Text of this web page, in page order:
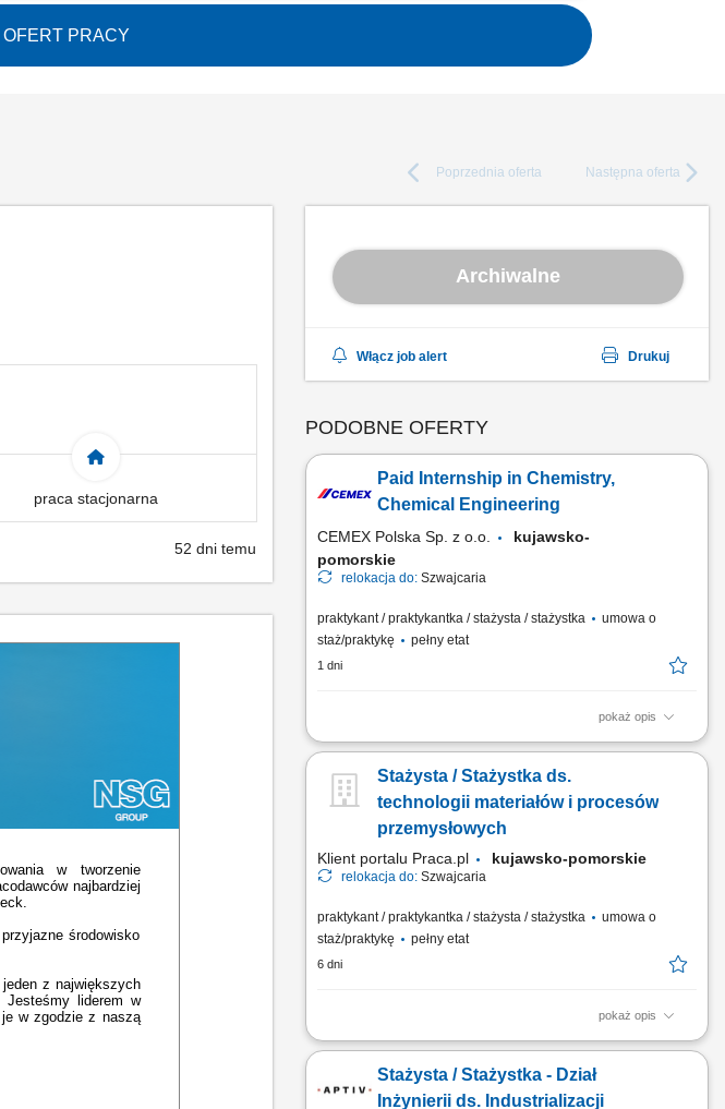
PRACY
Poprzednia oferta Następna oferta
praca stacjonarna
52 dni temu
w tworzenie
najbardziej
środowisko
z największych
Jesteśmy liderem w
w zgodzie z naszą
Archiwalne
Włącz job alert Drukuj
PODOBNE OFERTY
Paid Internship in Chemistry,
Chemical Engineering
CEMEX Polska Sp. z o.o.
kujawsko-
pomorskie
relokacja do: Szwajcaria
praktykant / praktykantka / stażysta / stażystka
umowa o
staż/praktykę
pełny etat
1 dni
pokaż opis
Position purpose The Global Operations and Technology
Holding AG based in Switzerland. The GO&T team handles and
/ or supports all production technology related projects of the
company worldwide. Its mandate is two folded: On one hand
Stażysta / Stażystka ds.
technologii materiałów i procesów
przemysłowych
Klient portalu Praca.pl kujawsko-pomorskie
relokacja do: Szwajcaria
praktykant / praktykantka / stażysta / stażystka
umowa o
staż/praktykę
pełny etat
6 dni
pokaż opis
Wspieranie zespołu międzynarodowego w projektach
procesów. Udział w ocenie niezawodności laboratoriów oraz
analizie danych technicznych z różnych zakładów
Stażysta / Stażystka - Dział
Inżynierii ds. Industrializacji